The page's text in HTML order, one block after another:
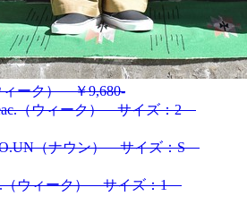
ィーク） ￥9,680-
（ウィーク） サイズ：2
（ナウン） サイズ：S
（ウィーク） サイズ：1